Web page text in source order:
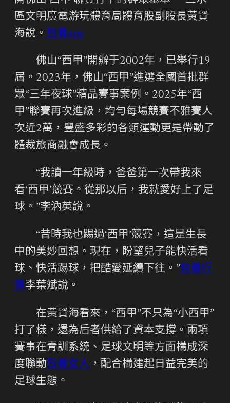
區文明廣電游玩體育局體育股副股長黃賢
海說。 包養app
佛山“西甲”開辦于2002年，已舉行19
屆。2023年，佛山“西甲”進選全國首批群
眾“三年夜球”精品賽事案例。2025年“西
甲”聯賽再次進級，均勻每場競賽不雅賽人
次近2萬，豐盛多彩的各類運動更是帶動了
體裁旅商融會成長。
“我讀一年級時，爸爸第一次帶我來
看‘西甲’競賽。從那以后，我就愛好上了足
球。”李汭英說。
“昔時我也踢過‘西甲’競賽，這是生長
中的美妙回想。現在，盼望兒子能快活看
球、快活踢球，把酷愛延續下往。”包養行
情李葉斌說。
在黃賢海看來，“西甲”不只為“小西甲”
打了樣，還為后者供給了資本支撐。兩項
賽事在青訓系統、足球文明等方面構成深
度聯動包養女人 ，配合構建起日益完美的
足球生態。